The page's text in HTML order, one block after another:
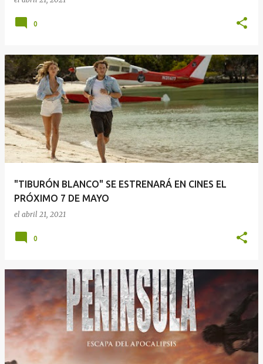
0
"TIBURÓN BLANCO" SE ESTRENARÁ EN CINES EL
PRÓXIMO 7 DE MAYO
el abril 21, 2021
0